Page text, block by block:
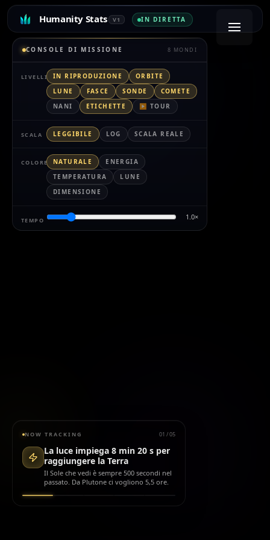
Humanity Stats V1 IN DIRETTA
NOW TRACKING 01 /05
La luce impiega 8 min 20 s per
raggiungere la Terra
Il Sole che vedi è sempre 500 secondi nel
passato. Da Plutone ci vogliono 5,5 ore.
CONSOLE DI MISSIONE 8 MONDI
LIVELLI IN RIPRODUZIONE
ORBITE
LUNE
FASCE SONDE
COMETE
NANI
ETICHETTE ▶ TOUR
SCALA LEGGIBILE LOG SCALA REALE
COLORE NATURALE
ENERGIA
TEMPERATURA
LUNE
DIMENSIONE
TEMPO 1.0×